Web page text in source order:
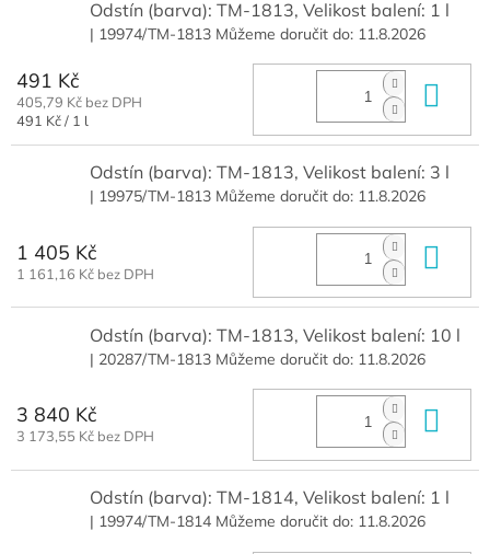
Odstín (barva): TM-1813, Velikost balení: 1 l
| 19974/TM-1813 Můžeme doručit do: 11.8.2026
491 Kč
405,79 Kč bez DPH
Měrná
491 Kč / 1 l
Odstín (barva): TM-1813, Velikost balení: 3 l
| 19975/TM-1813 Můžeme doručit do: 11.8.2026
1 405 Kč
1 161,16 Kč bez DPH
Odstín (barva): TM-1813, Velikost balení: 10 l
| 20287/TM-1813 Můžeme doručit do: 11.8.2026
3 840 Kč
3 173,55 Kč bez DPH
Odstín (barva): TM-1814, Velikost balení: 1 l
| 19974/TM-1814 Můžeme doručit do: 11.8.2026